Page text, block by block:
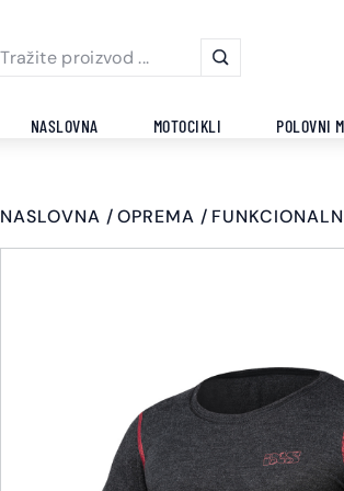
NASLOVNA MOTOCIKLI POLOVNI
NASLOVNA OPREMA